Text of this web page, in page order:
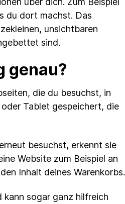
du dort machst. Das
unsichtbaren
sind.
genau?
die du besuchst, in
Tablet gespeichert, die
besuchst, erkennt sie
Website zum Beispiel an
Inhalt deines Warenkorbs.
sogar ganz hilfreich